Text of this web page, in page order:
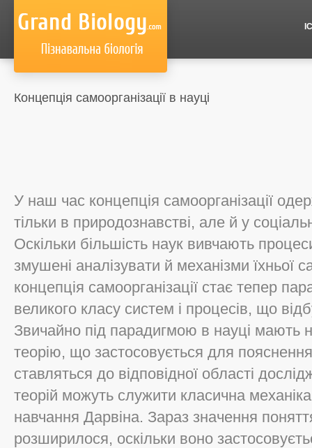
Концепція самоорганізації в науці
У наш час концепція самоорганізації
тільки в природознавстві, але й у
Оскільки більшість наук вивчають
змушені аналізувати й механізми їхньої
концепція самоорганізації стає тепер
великого класу систем і процесів, що
Звичайно під парадигмою в науці мають
теорію, що застосовується для
ставляться до відповідної області
теорій можуть служити класична
навчання Дарвіна. Зараз значення
розширилося, оскільки воно